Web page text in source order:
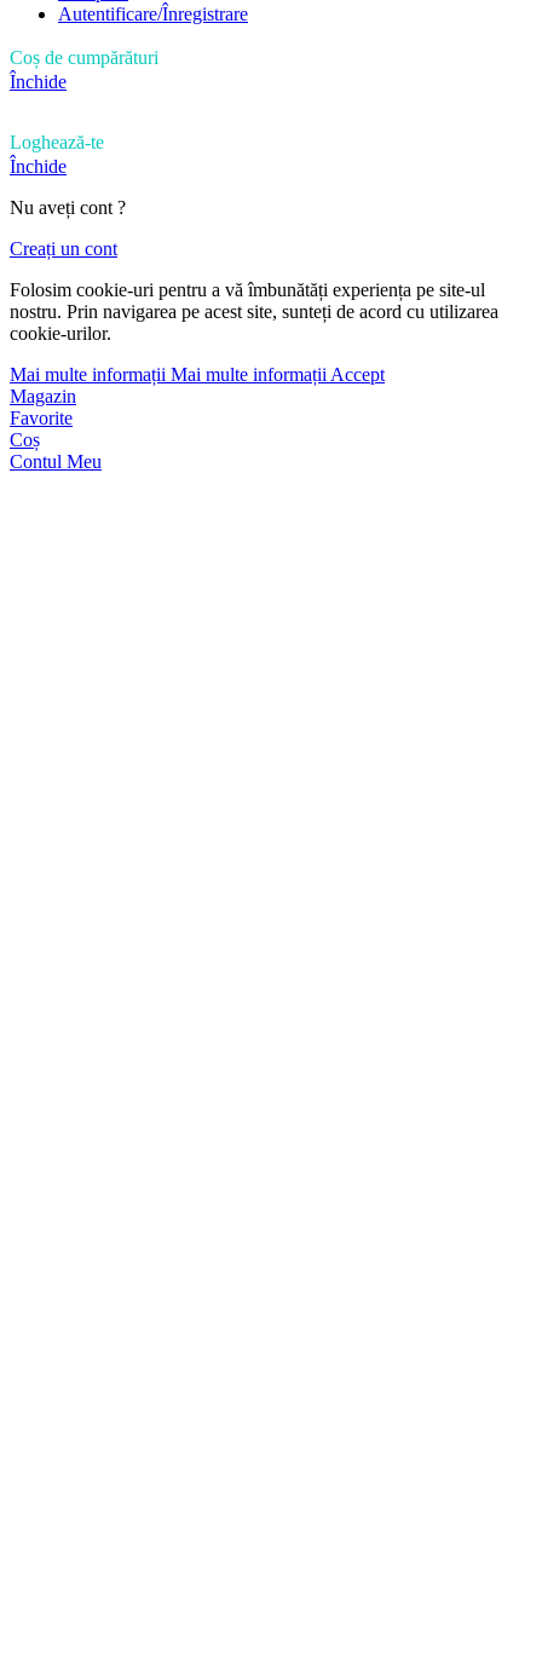
Autentificare/Înregistrare
Coș de cumpărături
Închide
Loghează-te
Închide
Nu aveți cont ?
Creați un cont
Folosim cookie-uri pentru a vă îmbunătăți experiența pe site-ul
nostru. Prin navigarea pe acest site, sunteți de acord cu utilizarea
cookie-urilor.
Mai multe informații Mai multe informațiiAccept
Magazin
Favorite
Coș
Contul Meu